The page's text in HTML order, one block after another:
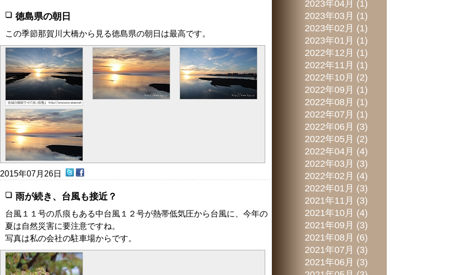
徳島県の朝日
この季節那賀川大橋から見る徳島県の朝日は最高です。
2015年07月26日
雨が続き、台風も接近？
台風１１号の爪痕もある中台風１２号が熱帯低気圧から台風に、今年の
夏は自然災害に要注意ですね。
写真は私の会社の駐車場からです。
2023年04月 (1)
2023年03月 (1)
2023年02月 (1)
2023年01月 (1)
2022年12月 (1)
2022年11月 (1)
2022年10月 (2)
2022年09月 (1)
2022年08月 (1)
2022年07月 (1)
2022年06月 (3)
2022年05月 (2)
2022年04月 (4)
2022年03月 (3)
2022年02月 (4)
2022年01月 (3)
2021年11月 (3)
2021年10月 (4)
2021年09月 (3)
2021年08月 (6)
2021年07月 (3)
2021年06月 (3)